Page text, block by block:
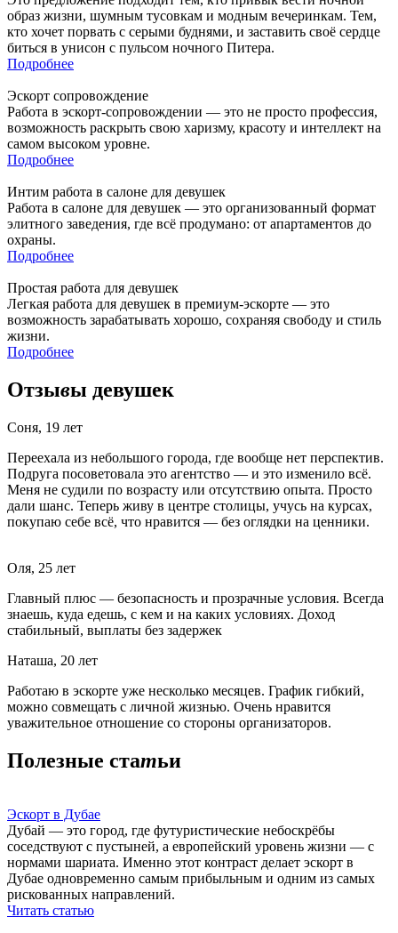
образ жизни, шумным тусовкам и модным вечеринкам. Тем,
кто хочет порвать с серыми буднями, и заставить своё сердце
биться в унисон с пульсом ночного Питера.
Подробнее
Эскорт сопровождение
Работа в эскорт-сопровождении — это не просто профессия,
возможность раскрыть свою харизму, красоту и интеллект на
самом высоком уровне.
Подробнее
Интим работа в салоне для девушек
Работа в салоне для девушек — это организованный формат
элитного заведения, где всё продумано: от апартаментов до
охраны.
Подробнее
Простая работа для девушек
Легкая работа для девушек в премиум-эскорте — это
возможность зарабатывать хорошо, сохраняя свободу и стиль
жизни.
Подробнее
Отзывы девушек
Соня, 19 лет
Переехала из небольшого города, где вообще нет перспектив.
Подруга посоветовала это агентство — и это изменило всё.
Меня не судили по возрасту или отсутствию опыта. Просто
дали шанс. Теперь живу в центре столицы, учусь на курсах,
покупаю себе всё, что нравится — без оглядки на ценники.
Оля, 25 лет
Главный плюс — безопасность и прозрачные условия. Всегда
знаешь, куда едешь, с кем и на каких условиях. Доход
стабильный, выплаты без задержек
Наташа, 20 лет
Работаю в эскорте уже несколько месяцев. График гибкий,
можно совмещать с личной жизнью. Очень нравится
уважительное отношение со стороны организаторов.
Полезные статьи
Эскорт в Дубае
Дубай — это город, где футуристические небоскрёбы
соседствуют с пустыней, а европейский уровень жизни — с
нормами шариата. Именно этот контраст делает эскорт в
Дубае одновременно самым прибыльным и одним из самых
рискованных направлений.
Читать статью